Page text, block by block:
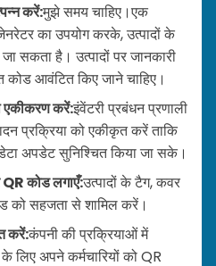
करें:मुझे समय चाहिए।एक
का उपयोग करके, उत्पादों के
सकता है। उत्पादों पर जानकारी
आवंटित किए जाने चाहिए।
एकीकरण करें:इंवेंटरी प्रबंधन प्रणाली
प्रक्रिया को एकीकृत करें ताकि
अपडेट सुनिश्चित किया जा सके।
QR कोड लगाएँ:उत्पादों के टैग, कवर
को सहजता से शामिल करें।
करें:कंपनी की प्रक्रियाओं में
लिए अपने कर्मचारियों को QR